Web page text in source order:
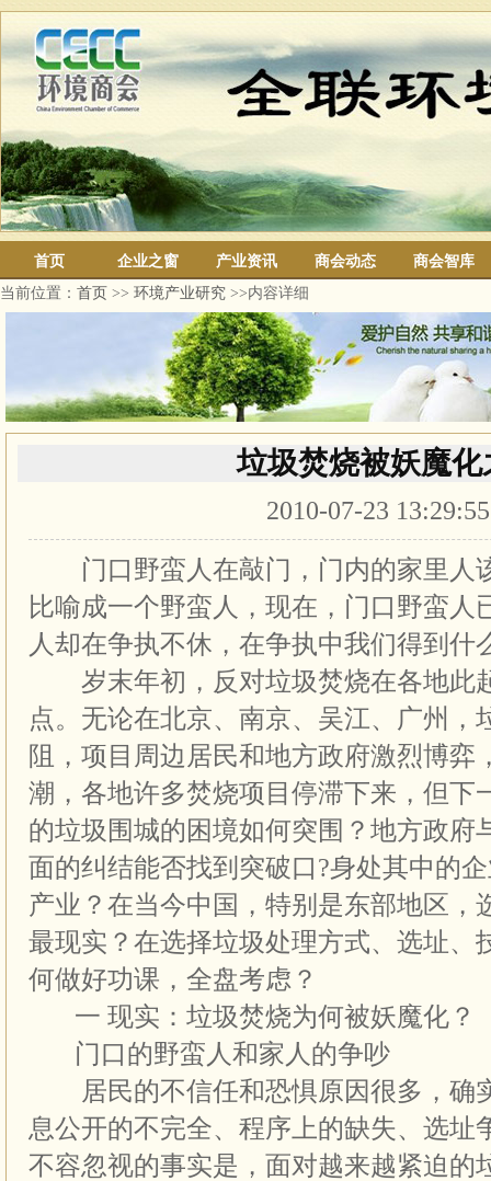
首页 企业之窗 产业资讯 商会动态
商会智库
当前位置： 首页 >> 环境产业研究 >>内容详细
垃圾焚烧被妖魔化
2010-07-23
门口野蛮人在敲门，门内的家里人
比喻成一个野蛮人，现在，门口野蛮人
人却在争执不休，在争执中我们得到什
岁末年初，反对垃圾焚烧在各地此
点。无论在北京、南京、吴江、广州，
阻，项目周边居民和地方政府激烈博弈
潮，各地许多焚烧项目停滞下来，但下
的垃圾围城的困境如何突围？地方政府
面的纠结能否找到突破口?身处其中的
产业？在当今中国，特别是东部地区，
最现实？在选择垃圾处理方式、选址、
何做好功课，全盘考虑？
一 现实：垃圾焚烧为何被妖魔化？
门口的野蛮人和家人的争吵
居民的不信任和恐惧原因很多，确
息公开的不完全、程序上的缺失、选址
不容忽视的事实是，面对越来越紧迫的